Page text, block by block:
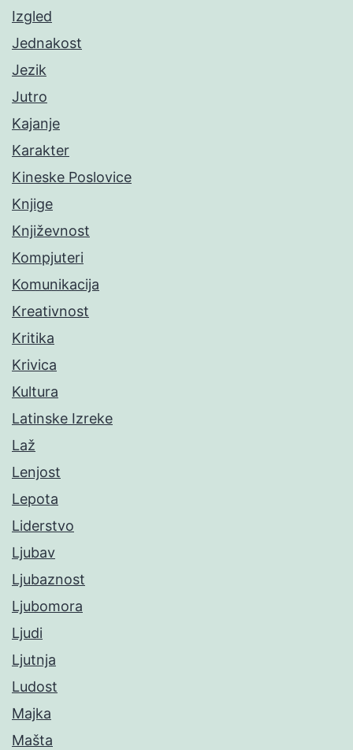
Izgled
Jednakost
Jezik
Jutro
Kajanje
Karakter
Kineske Poslovice
Knjige
Književnost
Kompjuteri
Komunikacija
Kreativnost
Kritika
Krivica
Kultura
Latinske Izreke
Laž
Lenjost
Lepota
Liderstvo
Ljubav
Ljubaznost
Ljubomora
Ljudi
Ljutnja
Ludost
Majka
Mašta